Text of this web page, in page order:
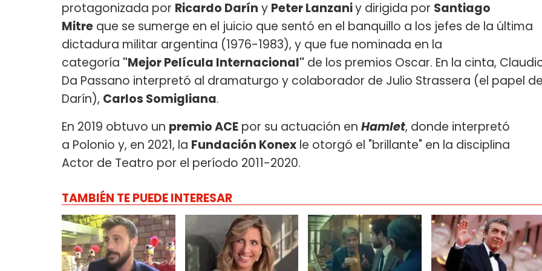
protagonizada por Ricardo Darín y Peter Lanzaniy dirigida por Santiago
Mitre que se sumerge en el juicio que sentó en el banquillo a los jefes de la última
dictadura militar argentina (1976-1983), y que fue nominada en la
categoría "Mejor Película Internacional" de los premios Oscar. En la cinta,
Da Passano interpretó al dramaturgo y colaborador de Julio Strassera (el papel
Darín), Carlos Somigliana.
En 2019 obtuvo un premio ACE por su actuación en Hamlet, donde interpretó
a Polonio y, en 2021, la Fundación Konex le otorgó el "brillante" en la disciplina
Actor de Teatro por el período 2011-2020.
TAMBIÉN TE PUEDE INTERESAR